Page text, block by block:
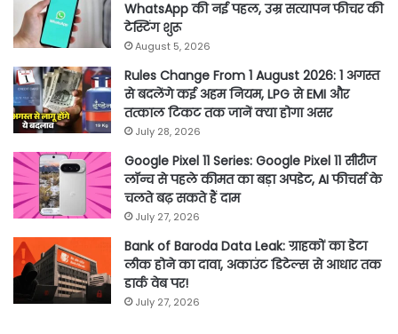
WhatsApp की नई पहल, उम्र सत्यापन फीचर की
टेस्टिंग शुरू
August 5, 2026
Rules Change From 1 August 2026: 1 अगस्त
से बदलेंगे कई अहम नियम, LPG से EMI और
तत्काल टिकट तक जानें क्या होगा असर
July 28, 2026
Google Pixel 11 Series: Google Pixel 11 सीरीज
लॉन्च से पहले कीमत का बड़ा अपडेट, AI फीचर्स के
चलते बढ़ सकते हैं दाम
July 27, 2026
Bank of Baroda Data Leak: ग्राहकों का डेटा
लीक होने का दावा, अकाउंट डिटेल्स से आधार तक
डार्क वेब पर!
July 27, 2026